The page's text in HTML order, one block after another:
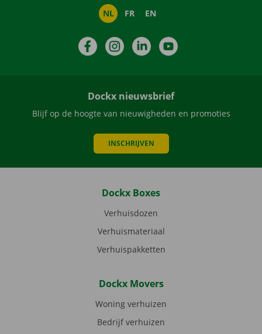
NL FR EN
FacebookInstagramLinkedIn
Dockx nieuwsbrief
Blijf op de hoogte van nieuwigheden en promoties
INSCHRIJVEN
Dockx Boxes
Verhuisdozen
Verhuismateriaal
Verhuispakketten
Dockx Movers
Woning verhuizen
Bedrijf verhuizen